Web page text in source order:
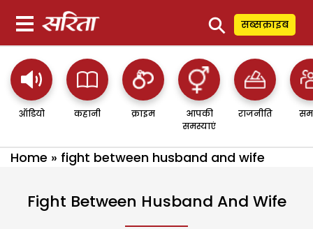
⚲ सब्सक्राइब
ऑडियो कहानी क्राइम
आपकी
समस्याएं
राजनीति
Home » fight between husband and wife
Fight Between Husband And Wife